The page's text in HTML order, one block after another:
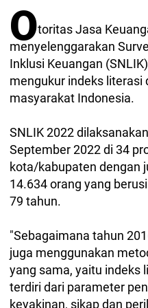
Otoritas Jasa
menyelenggarakan
Inklusi Keuangan
mengukur indeks literasi
masyarakat Indonesia.
SNLIK 2022
September 2022 di 34
kota/kabupaten dengan
14.634 orang yang
79 tahun.
"Sebagaimana tahun
juga menggunakan
yang sama, yaitu indeks
terdiri dari parameter
keyakinan, sikap dan